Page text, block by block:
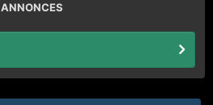
ANNONCES